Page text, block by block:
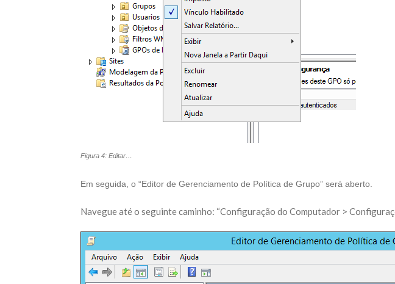
Figura 4: Editar…
Em seguida, o “Editor de Gerenciamento de Política de Grupo” será aberto.
Navegue até o seguinte caminho: “Configuração do Computador >